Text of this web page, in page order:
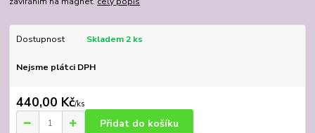
Dostupnost Skladem 2 ks
Nejsme plátci DPH
440,00 Kč/ks
Přidat do košíku